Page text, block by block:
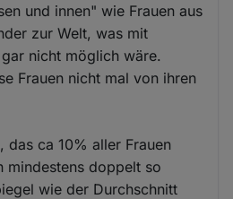
und innen" wie Frauen aus
zur Welt, was mit
nicht möglich wäre.
Frauen nicht mal von ihren
das ca 10% aller Frauen
mindestens doppelt so
wie der Durchschnitt